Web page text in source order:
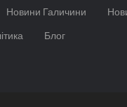
Новини Галичини
Блог